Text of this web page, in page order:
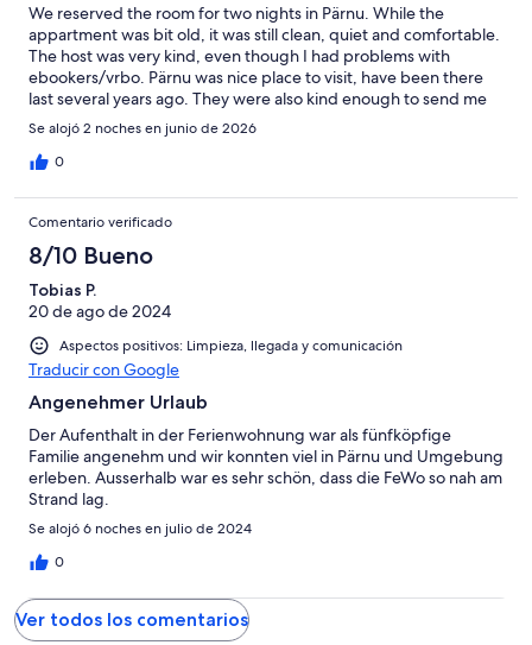
We reserved the room for two nights in Pärnu. While the
appartment was bit old, it was still clean, quiet and comfortable.
The host was very kind, even though I had problems with
ebookers/vrbo. Pärnu was nice place to visit, have been there
last several years ago. They were also kind enough to send me
my forgotten shirt.
Se alojó 2 noches en junio de 2026
0
Comentario verificado
8/10 Bueno
Tobias P.
20 de ago de 2024
Aspectos positivos: Limpieza, llegada y comunicación
Traducir con Google
Angenehmer Urlaub
Der Aufenthalt in der Ferienwohnung war als fünfköpfige
Familie angenehm und wir konnten viel in Pärnu und Umgebung
erleben. Ausserhalb war es sehr schön, dass die FeWo so nah am
Strand lag.
Se alojó 6 noches en julio de 2024
0
Ver todos los comentarios